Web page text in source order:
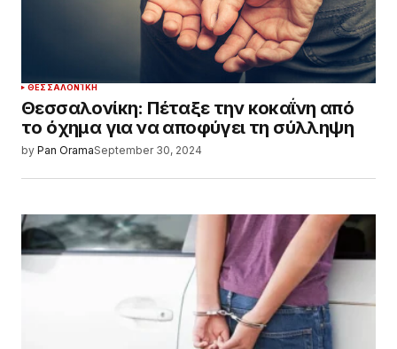
ΘΕΣΣΑΛΟΝΊΚΗ
Θεσσαλονίκη: Πέταξε την κοκαΐνη από
το όχημα για να αποφύγει τη σύλληψη
by Pan OramaSeptember 30, 2024